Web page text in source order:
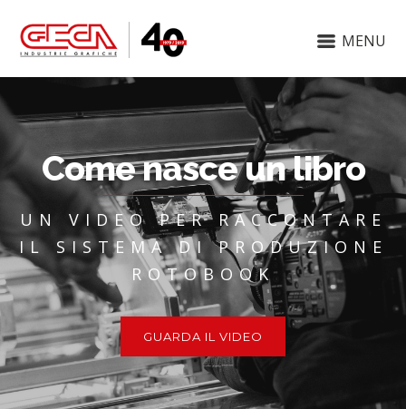
MENU
Come nasce un libro
UN VIDEO PER RACCONTARE
IL SISTEMA DI PRODUZIONE
ROTOBOOK
GUARDA IL VIDEO